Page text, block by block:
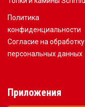
Политика
конфиденциальности
Согласие на обработку
персональных данных
Приложения